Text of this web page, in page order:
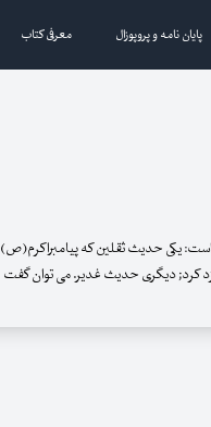
پایان نامه و پروپوزال معرفی کتاب
یکی حدیث ثقلین که پیامبراکرم(ص)
کرد; دیگری حدیث غدیر. می توان گفت